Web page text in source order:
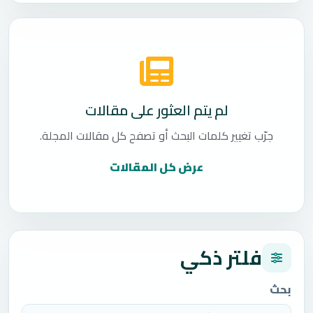
فلتر ذكي
بحث
لم يتم العثور على مقالات
جرّب تغيير كلمات البحث أو تصفح كل مقالات المجلة.
عرض كل المقالات